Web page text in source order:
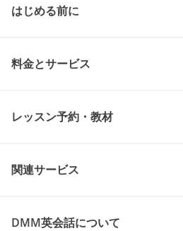
はじめる前に
料金とサービス
レッスン予約・教材
関連サービス
DMM英会話について